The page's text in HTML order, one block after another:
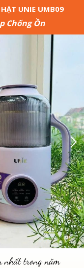
UNIE UMB09
Chống Ồn
nhất trong năm